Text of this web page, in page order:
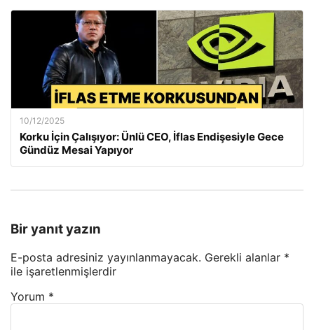
10/12/2025
Korku İçin Çalışıyor: Ünlü CEO, İflas Endişesiyle Gece
Gündüz Mesai Yapıyor
Bir yanıt yazın
E-posta adresiniz yayınlanmayacak. Gerekli alanlar *
ile işaretlenmişlerdir
Yorum *